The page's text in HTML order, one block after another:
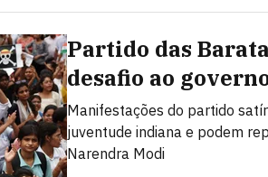
Partido das
desafio ao
Manifestações do partido
juventude indiana e podem
Narendra Modi